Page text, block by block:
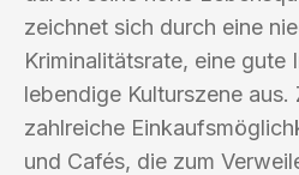
zeichnet sich durch eine
Kriminalitätsrate, eine gute
lebendige Kulturszene aus.
zahlreiche
und Cafés, die zum